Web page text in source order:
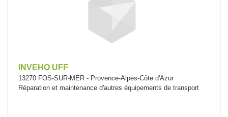
INVEHO UFF
13270 FOS-SUR-MER - Provence-Alpes-Côte d'Azur
Réparation et maintenance d'autres équipements de transport